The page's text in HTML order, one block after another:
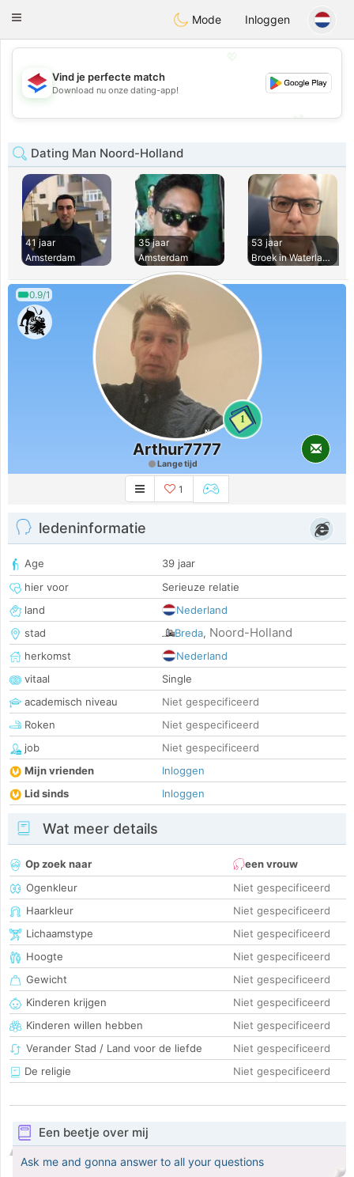
NederlandChat
Toggle
Mode Inloggen
💖
💕
Vind je perfecte match
Download nu onze dating-app!
Dating Man Noord-Holland
41 jaar
Amsterdam
35 jaar
Amsterdam
53 jaar
Broek in Waterland
0.9/1
1
Arthur7777
Lange tijd
1
ledeninformatie
Age
39 jaar
hier voor
Serieuze relatie
land
Nederland
stad
Breda, Noord-Holland
herkomst
Nederland
vitaal
Single
academisch niveau
Niet gespecificeerd
Roken
Niet gespecificeerd
job
Niet gespecificeerd
Mijn vrienden
Inloggen
Lid sinds
Inloggen
Wat meer details
Op zoek naar
een vrouw
Ogenkleur
Niet gespecificeerd
Haarkleur
Niet gespecificeerd
Lichaamstype
Niet gespecificeerd
Hoogte
Niet gespecificeerd
Gewicht
Niet gespecificeerd
Kinderen krijgen
Niet gespecificeerd
Kinderen willen hebben
Niet gespecificeerd
Verander Stad / Land voor de liefde
Niet gespecificeerd
De religie
Niet gespecificeerd
Een beetje over mij
Ask me and gonna answer to all your questions